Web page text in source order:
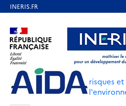
contenu
principal
Aller au contenu Aller
Aller au pied de page
risques